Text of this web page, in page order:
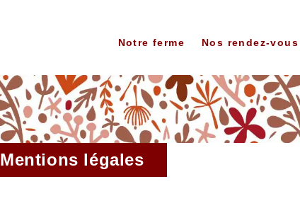
Notre ferme Nos rendez-vous
Mentions légales